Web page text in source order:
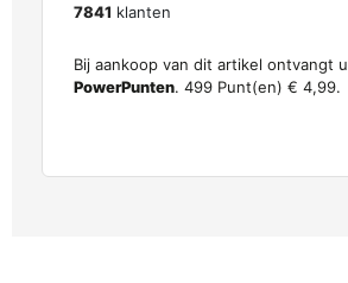
7841 klanten
Bij aankoop van dit artikel ontvangt u
PowerPunten. 499 Punt(en) € 4,99.